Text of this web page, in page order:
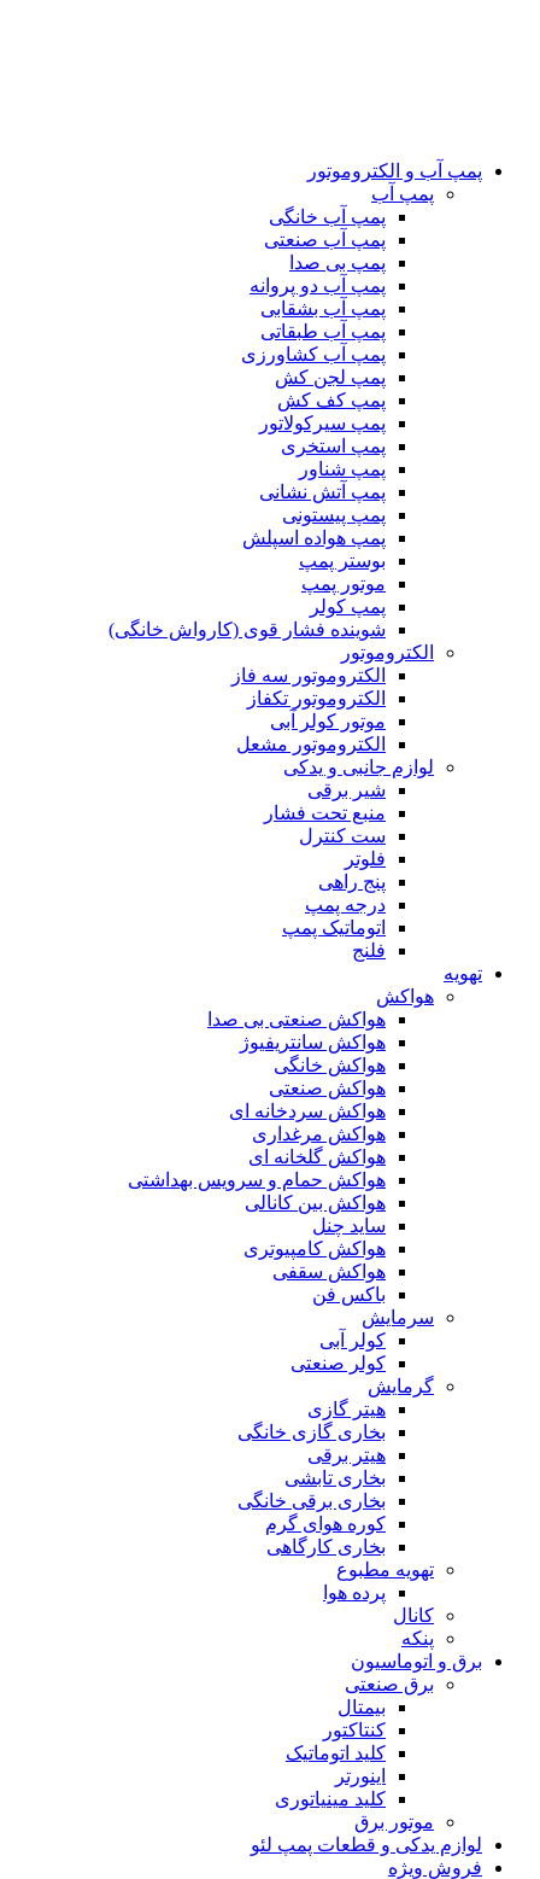
پمپ آب و الکتروموتور
پمپ آب
پمپ آب خانگی
پمپ آب صنعتی
پمپ بی صدا
پمپ آب دو پروانه
پمپ آب بشقابی
پمپ آب طبقاتی
پمپ آب کشاورزی
پمپ لجن کش
پمپ کف کش
پمپ سیرکولاتور
پمپ استخری
پمپ شناور
پمپ آتش نشانی
پمپ پیستونی
پمپ هواده اسپلش
بوستر پمپ
موتور پمپ
پمپ کولر
شوینده فشار قوی (کارواش خانگی)
الکتروموتور
الکتروموتور سه فاز
الکتروموتور تکفاز
موتور کولر آبی
الکتروموتور مشعل
لوازم جانبی و یدکی
شیر برقی
منبع تحت فشار
ست کنترل
فلوتر
پنج راهی
درجه پمپ
اتوماتیک پمپ
فلنج
تهویه
هواکش
هواکش صنعتی بی صدا
هواکش سانتریفیوژ
هواکش خانگی
هواکش صنعتی
هواکش سردخانه ای
هواکش مرغداری
هواکش گلخانه ای
هواکش حمام و سرویس بهداشتی
هواکش بین کانالی
ساید چنل
هواکش کامپیوتری
هواکش سقفی
باکس فن
سرمایش
کولر آبی
کولر صنعتی
گرمایش
هیتر گازی
بخاری گازی خانگی
هیتر برقی
بخاری تابشی
بخاری برقی خانگی
کوره هوای گرم
بخاری کارگاهی
تهویه مطبوع
پرده هوا
کانال
پنکه
برق و اتوماسیون
برق صنعتی
بیمتال
کنتاکتور
کلید اتوماتیک
اینورتر
کلید مینیاتوری
موتور برق
لوازم یدکی و قطعات پمپ لئو
فروش ویژه